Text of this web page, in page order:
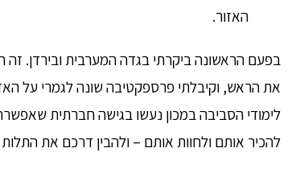
האזור.
בפעם הראשונה ביקרתי בגדה המערבית ובירדן. זה
את הראש, וקיבלתי פרספקטיבה שונה לגמרי על
לימודי הסביבה במכון נעשו בגישה חברתית
להכיר אותם ולחוות אותם – ולהבין דרכם את